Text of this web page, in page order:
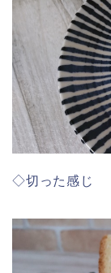
◇切った感じ